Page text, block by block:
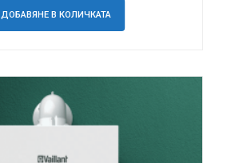
ДОБАВЯНЕ В КОЛИЧКАТА